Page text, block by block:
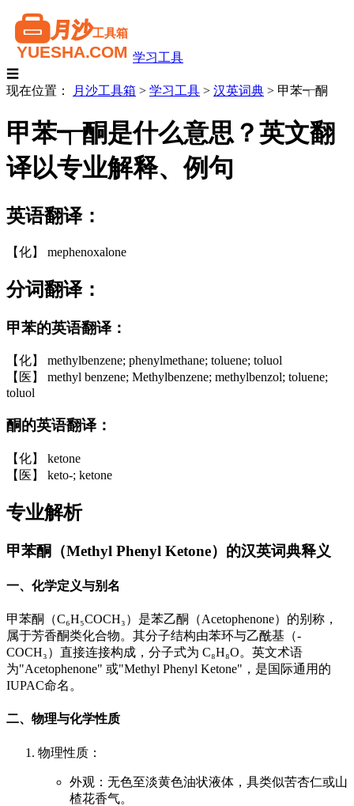
学习工具
☰
现在位置：
月沙工具箱 > 学习工具 > 汉英词典 > 甲苯┭酮
甲苯┭酮是什么意思？英文翻
译以专业解释、例句
英语翻译：
【化】 mephenoxalone
分词翻译：
甲苯的英语翻译：
【化】 methylbenzene; phenylmethane; toluene; toluol
【医】 methyl benzene; Methylbenzene; methylbenzol; toluene;
toluol
酮的英语翻译：
【化】 ketone
【医】 keto-; ketone
专业解析
甲苯酮（Methyl Phenyl Ketone）的汉英词典释义
一、化学定义与别名
甲苯酮（C₆H₅COCH₃）是苯乙酮（Acetophenone）的别称，
属于芳香酮类化合物。其分子结构由苯环与乙酰基（-
COCH₃）直接连接构成，分子式为 C₈H₈O。英文术语
为"Acetophenone" 或"Methyl Phenyl Ketone"，是国际通用的
IUPAC命名。
二、物理与化学性质
物理性质：
外观：无色至淡黄色油状液体，具类似苦杏仁或山
楂花香气。